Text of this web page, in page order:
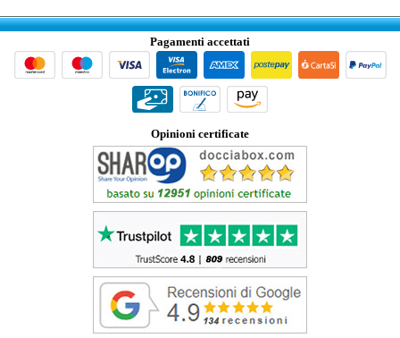
Pagamenti accettati
Opinioni certificate